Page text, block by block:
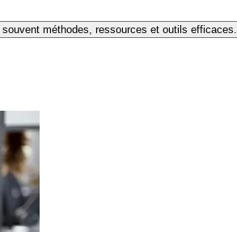
méthodes, ressources et outils efficaces.